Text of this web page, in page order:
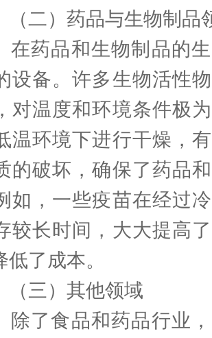
）药品与生物制品
品和生物制品的生
设备。许多生物活性
对温度和环境条件极
温环境下进行干燥，
的破坏，确保了药品
如，一些疫苗在经过
较长时间，大大提高
了成本。
三）其他领域
食品和药品行业，